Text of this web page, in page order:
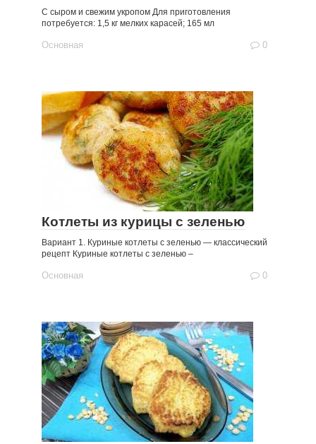
С сыром и свежим укропом Для приготовления
потребуется: 1,5 кг мелких карасей; 165 мл
Основная 0
Котлеты из курицы с зеленью
Вариант 1. Куриные котлеты с зеленью — классический
рецепт Куриные котлеты с зеленью –
Основная 0